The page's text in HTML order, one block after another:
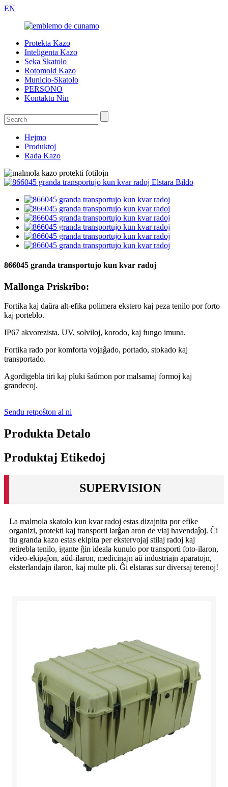
EN
Protekta Kazo
Inteligenta Kazo
Seka Skatolo
Rotomold Kazo
Municio-Skatolo
PERSONO
Kontaktu Nin
Hejmo
Produktoj
Rada Kazo
866045 granda transportujo kun kvar radoj
Mallonga Priskribo:
Fortika kaj daŭra alt-efika polimera ekstero kaj peza tenilo por forto
kaj porteblo.
IP67 akvorezista. UV, solviloj, korodo, kaj fungo imuna.
Fortika rado por komforta vojaĝado, portado, stokado kaj
transportado.
Agordigebla tiri kaj pluki ŝaŭmon por malsamaj formoj kaj
grandecoj.
Sendu retpoŝton al ni
Produkta Detalo
Produktaj Etikedoj
SUPERVISION
La malmola skatolo kun kvar radoj estas dizajnita por efike
organizi, protekti kaj transporti larĝan aron de viaj havendaĵoj. Ĉi
tiu granda kazo estas ekipita per ekstervojaj stilaj radoj kaj
retirebla tenilo, igante ĝin ideala kunulo por transporti foto-ilaron,
video-ekipaĵon, aŭd-ilaron, medicinajn aŭ industriajn aparatojn,
eksterlandajn ilaron, kaj multe pli. Ĝi elstaras sur diversaj terenoj!